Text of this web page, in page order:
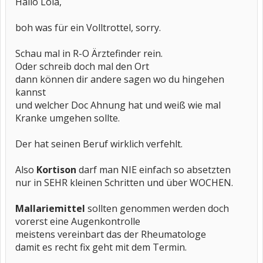
boh was für ein Volltrottel, sorry.
Schau mal in R-O Ärztefinder rein.
Oder schreib doch mal den Ort
dann können dir andere sagen wo du hingehen
kannst
und welcher Doc Ahnung hat und weiß wie mal
Kranke umgehen sollte.
Der hat seinen Beruf wirklich verfehlt.
Also Kortison darf man NIE einfach so absetzten
nur in SEHR kleinen Schritten und über WOCHEN.
Mallariemittel sollten genommen werden doch
vorerst eine Augenkontrolle
meistens vereinbart das der Rheumatologe
damit es recht fix geht mit dem Termin.